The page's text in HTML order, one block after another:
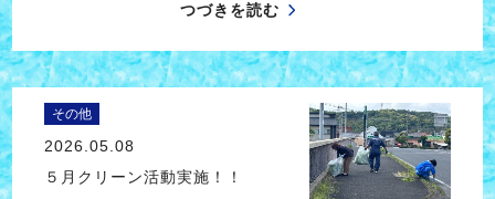
つづきを読む
その他
2026.05.08
５月クリーン活動実施！！